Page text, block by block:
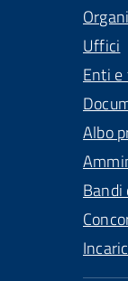
Uffici
Enti
Albo
Bandi